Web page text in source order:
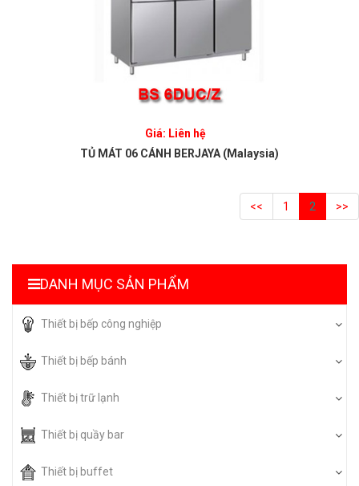
Giá: Liên hệ
TỦ MÁT 06 CÁNH BERJAYA (Malaysia)
<< 1 2 >>
DANH MỤC SẢN PHẨM
Thiết bị bếp công nghiệp
Thiết bị bếp bánh
Thiết bị trữ lạnh
Thiết bị quầy bar
Thiết bị buffet